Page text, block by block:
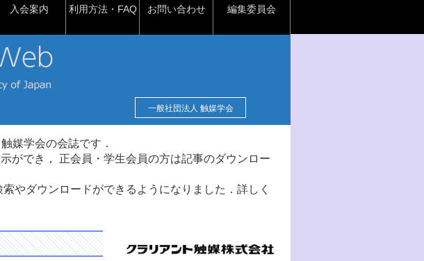
入会案内 利用方法・FAQ お問い合わせ 編集委員会
一般社団法人 触媒学会
媒学会の会誌です．
ができ， 正会員・学生会員の方は記事のダウンロー
やダウンロードができるようになりました．詳しく